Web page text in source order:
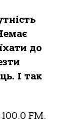
до
І так
FM.